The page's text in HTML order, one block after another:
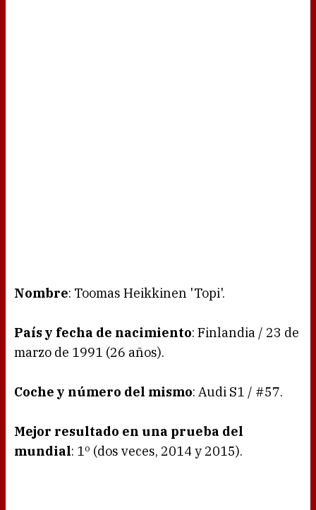
Nombre: Toomas Heikkinen 'Topi'.
País y fecha de nacimiento: Finlandia / 23 de
marzo de 1991 (26 años).
Coche y número del mismo: Audi S1 / #57.
Mejor resultado en una prueba del
mundial: 1º (dos veces, 2014 y 2015).